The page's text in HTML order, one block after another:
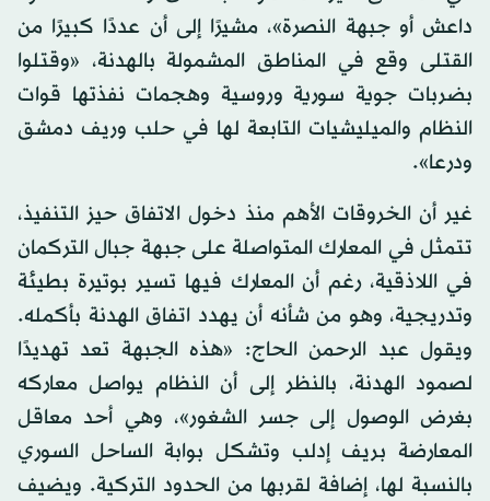
داعش أو جبهة النصرة»، مشيرًا إلى أن عددًا كبيرًا من
القتلى وقع في المناطق المشمولة بالهدنة، «وقتلوا
بضربات جوية سورية وروسية وهجمات نفذتها قوات
النظام والميليشيات التابعة لها في حلب وريف دمشق
ودرعا».
غير أن الخروقات الأهم منذ دخول الاتفاق حيز التنفيذ،
تتمثل في المعارك المتواصلة على جبهة جبال التركمان
في اللاذقية، رغم أن المعارك فيها تسير بوتيرة بطيئة
وتدريجية، وهو من شأنه أن يهدد اتفاق الهدنة بأكمله.
ويقول عبد الرحمن الحاج: «هذه الجبهة تعد تهديدًا
لصمود الهدنة، بالنظر إلى أن النظام يواصل معاركه
بغرض الوصول إلى جسر الشغور»، وهي أحد معاقل
المعارضة بريف إدلب وتشكل بوابة الساحل السوري
بالنسبة لها، إضافة لقربها من الحدود التركية. ويضيف